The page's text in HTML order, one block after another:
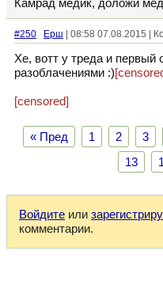
Камрад медик, доложи
#250 Ерш | 08:58 07.08.2015 |
Хе, вотт у треда и первый
разоблачениями :)
[censored]
« Пред 1 2 3
13
Войдите или
комментарии.